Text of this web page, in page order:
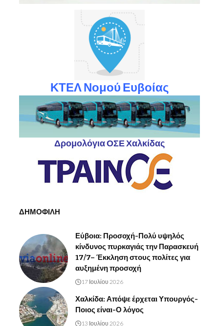
ΚΤΕΛ Νομού Ευβοίας
Δρομολόγια ΟΣΕ Χαλκίδας
ΔΗΜΟΦΙΛΗ
Εύβοια: Προσοχή-Πολύ υψηλός
κίνδυνος πυρκαγιάς την Παρασκευή
17/7– Έκκληση στους πολίτες για
αυξημένη προσοχή
17 Ιουλίου 2026
Χαλκίδα: Απόψε έρχεται Υπουργός-
Ποιος είναι-Ο λόγος
13 Ιουλίου 2026